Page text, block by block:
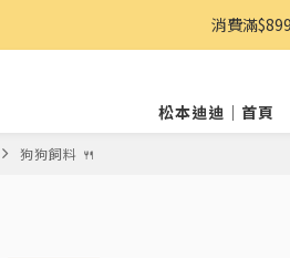
消費滿
松本迪迪｜首頁
狗狗飼料 🍴